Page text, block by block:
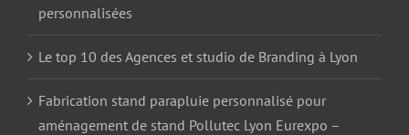
personnalisées
Le top 10 des Agences et studio de Branding à Lyon
Fabrication stand parapluie personnalisé pour
aménagement de stand Pollutec Lyon Eurexpo –